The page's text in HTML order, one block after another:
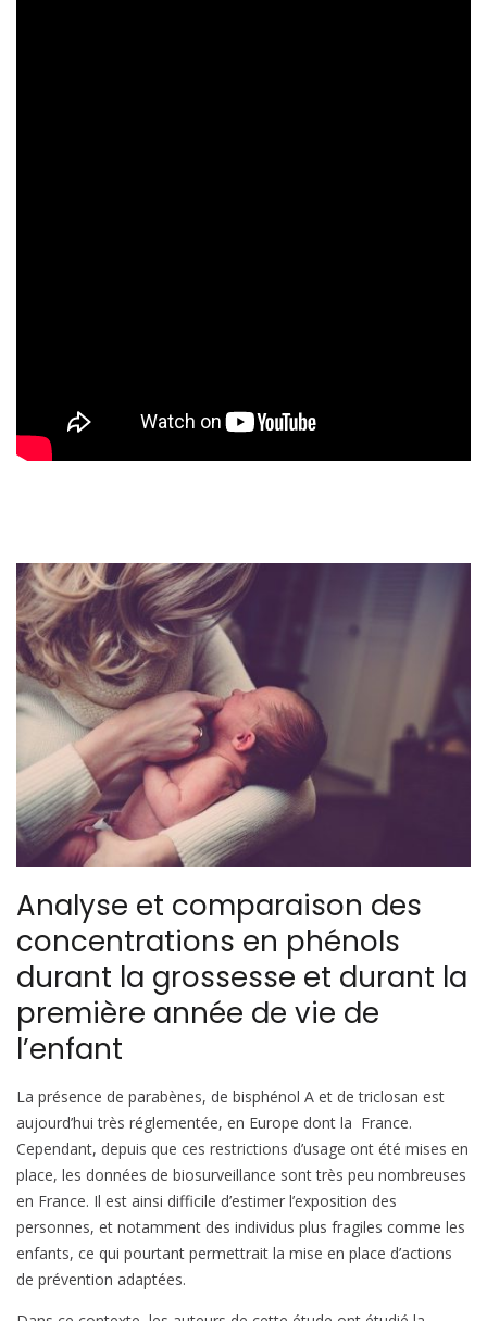
Analyse et comparaison des
concentrations en phénols
durant la grossesse et durant la
première année de vie de
l’enfant
La présence de parabènes, de bisphénol A et de triclosan est
aujourd’hui très réglementée, en Europe dont la France.
Cependant, depuis que ces restrictions d’usage ont été mises en
place, les données de biosurveillance sont très peu nombreuses
en France. Il est ainsi difficile d’estimer l’exposition des
personnes, et notamment des individus plus fragiles comme les
enfants, ce qui pourtant permettrait la mise en place d’actions
de prévention adaptées.